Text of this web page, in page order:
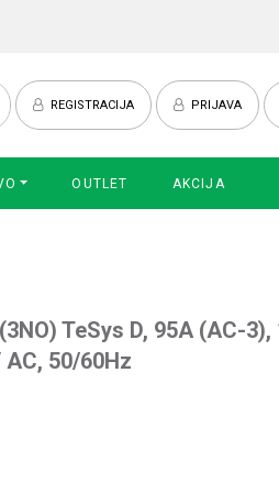
REGISTRACIJA PRIJAVA
OUTLET AKCIJA
TeSys D, 95A (AC-3),
50/60Hz